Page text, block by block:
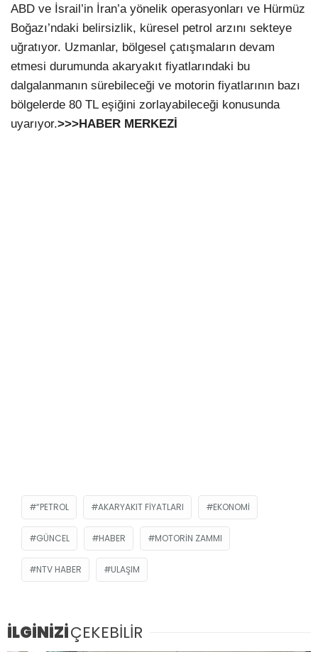
ABD ve İsrail’in İran’a yönelik operasyonları ve Hürmüz
Boğazı’ndaki belirsizlik, küresel petrol arzını sekteye
uğratıyor. Uzmanlar, bölgesel çatışmaların devam
etmesi durumunda akaryakıt fiyatlarındaki bu
dalgalanmanın sürebileceği ve motorin fiyatlarının bazı
bölgelerde 80 TL eşiğini zorlayabileceği konusunda
uyarıyor.>>>HABER MERKEZİ
“PETROL AKARYAKIT FIYATLARI EKONOMI
GÜNCEL HABER MOTORIN ZAMMI
NTV HABER ULAŞIM
İLGİNİZİÇEKEBİLİR